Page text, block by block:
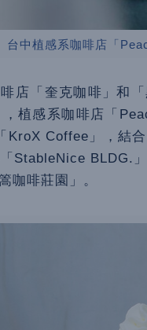
台中植感系咖啡店「
店「奎克咖啡」和
，植感系咖啡店「
KroX Coffee」，結
StableNice BLDG.
咖啡莊園」。